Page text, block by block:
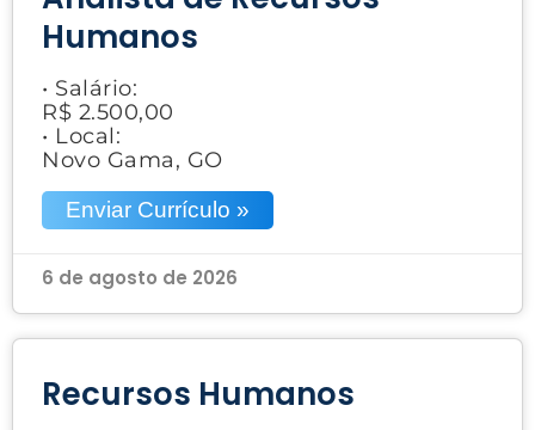
Humanos
• Salário:
R$ 2.500,00
• Local:
Novo Gama, GO
Enviar Currículo »
6 de agosto de 2026
Recursos Humanos